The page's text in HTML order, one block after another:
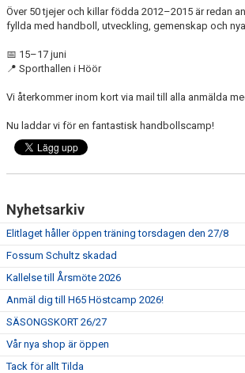
TRÄNINGSTIDER
MEDLEMSAVGIFTER 2026/2027
USM
HANDBOLLSAKADEMIN
JL FYSIOCENTER
IDROTTSFÖRSÄKRINGAR
Över 50 tjejer och killar födda 2012–2015 är redan
fyllda med handboll, utveckling, gemenskap och
📅 15–17 juni
📍 Sporthallen i Höör
Vi återkommer inom kort via mail till alla anmälda
Nu laddar vi för en fantastisk handbollscamp!
Nyhetsarkiv
Elitlaget håller öppen träning torsdagen den 27/8
Fossum Schultz skadad
Kallelse till Årsmöte 2026
Anmäl dig till H65 Höstcamp 2026!
SÄSONGSKORT 26/27
Vår nya shop är öppen
Tack för allt Tilda